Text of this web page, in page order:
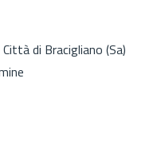
di Bracigliano (Sa)